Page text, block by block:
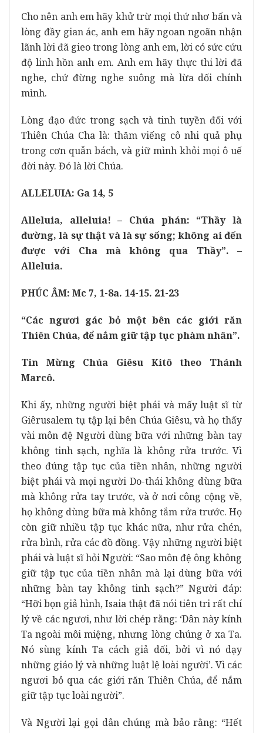
Cho nên anh em hãy khử trừ mọi thứ nhơ bẩn và
lòng đầy gian ác, anh em hãy ngoan ngoãn nhận
lãnh lời đã gieo trong lòng anh em, lời có sức cứu
độ linh hồn anh em. Anh em hãy thực thi lời đã
nghe, chứ đừng nghe suông mà lừa dối chính
mình.
Lòng đạo đức trong sạch và tinh tuyền đối với
Thiên Chúa Cha là: thăm viếng cô nhi quả phụ
trong cơn quẫn bách, và giữ mình khỏi mọi ô uế
đời này. Đó là lời Chúa.
ALLELUIA: Ga 14, 5
Alleluia, alleluia! – Chúa phán: “Thầy là
đường, là sự thật và là sự sống; không ai đến
được với Cha mà không qua Thầy”. –
Alleluia.
PHÚC ÂM: Mc 7, 1-8a. 14-15. 21-23
“Các ngươi gác bỏ một bên các giới răn
Thiên Chúa, để nắm giữ tập tục phàm nhân”.
Tin Mừng Chúa Giêsu Kitô theo Thánh
Marcô.
Khi ấy, những người biệt phái và mấy luật sĩ từ
Giêrusalem tụ tập lại bên Chúa Giêsu, và họ thấy
vài môn đệ Người dùng bữa với những bàn tay
không tinh sạch, nghĩa là không rửa trước. Vì
theo đúng tập tục của tiền nhân, những người
biệt phái và mọi người Do-thái không dùng bữa
mà không rửa tay trước, và ở nơi công cộng về,
họ không dùng bữa mà không tắm rửa trước. Họ
còn giữ nhiều tập tục khác nữa, như rửa chén,
rửa bình, rửa các đồ đồng. Vậy những người biệt
phái và luật sĩ hỏi Người: “Sao môn đệ ông không
giữ tập tục của tiền nhân mà lại dùng bữa với
những bàn tay không tinh sạch?” Người đáp:
“Hỡi bọn giả hình, Isaia thật đã nói tiên tri rất chí
lý về các ngươi, như lời chép rằng: ‘Dân này kính
Ta ngoài môi miệng, nhưng lòng chúng ở xa Ta.
Nó sùng kính Ta cách giả dối, bởi vì nó dạy
những giáo lý và những luật lệ loài người’. Vì các
ngươi bỏ qua các giới răn Thiên Chúa, để nắm
giữ tập tục loài người”.
Và Người lại gọi dân chúng mà bảo rằng: “Hết